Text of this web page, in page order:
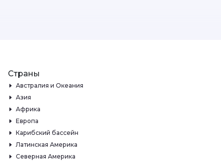
Страны
Австралия и Океания
Азия
Африка
Европа
Карибский бассейн
Латинская Америка
Северная Америка